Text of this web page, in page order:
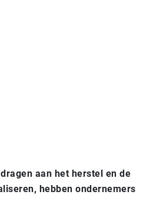
aan het herstel en de
hebben ondernemers